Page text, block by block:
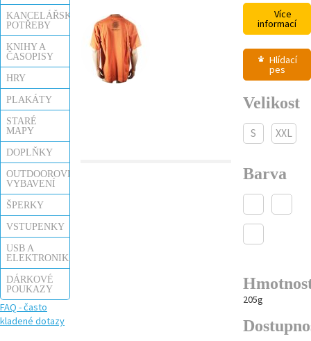
KANCELÁŘSKÉ
POTŘEBY
KNIHY A
ČASOPISY
HRY
PLAKÁTY
STARÉ
MAPY
DOPLŇKY
OUTDOOROVÉ
VYBAVENÍ
ŠPERKY
VSTUPENKY
USB A
ELEKTRONIKA
DÁRKOVÉ
POUKAZY
FAQ - často
kladené dotazy
Více
informací
Hlídací
pes
Velikost
S XXL
Barva
205g